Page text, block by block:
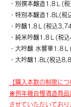
・別撰本醸造1.8Ｌ(
・特別本醸造1.8L(税
・吟醸1.8Ｌ(税込
・​純米吟醸1.8Ｌ(税
・大吟醸 水響華1.8
・大吟醸1.8L(税込
【購入本数の制限につ
※例年磯自慢酒造商品
させていただいており